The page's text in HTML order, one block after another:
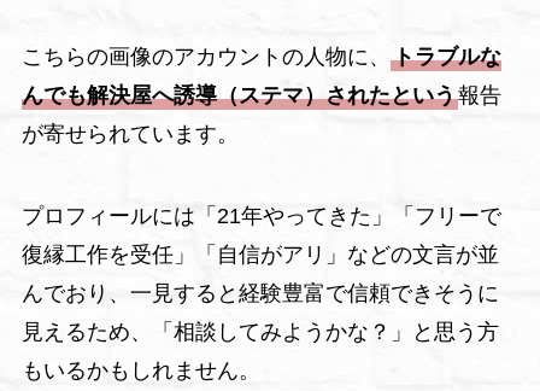
こちらの画像のアカウントの人物に、 トラブルな
んでも解決屋へ誘導（ステマ）されたという報告
が寄せられています。
プロフィールには「21年やってきた」「フリーで
復縁工作を受任」「自信がアリ」などの文言が並
んでおり、一見すると経験豊富で信頼できそうに
見えるため、「相談してみようかな？」と思う方
もいるかもしれません。